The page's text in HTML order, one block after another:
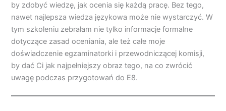
by zdobyć wiedzę, jak ocenia się każdą pracę. Bez tego,
nawet najlepsza wiedza językowa może nie wystarczyć. W
tym szkoleniu zebrałam nie tylko informacje formalne
dotyczące zasad oceniania, ale też całe moje
doświadczenie egzaminatorki i przewodniczącej komisji,
by dać Ci jak najpełniejszy obraz tego, na co zwrócić
uwagę podczas przygotowań do E8.